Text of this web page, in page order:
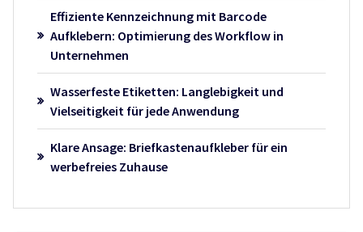
Effiziente Kennzeichnung mit Barcode
Aufklebern: Optimierung des Workflow in
Unternehmen
Wasserfeste Etiketten: Langlebigkeit und
Vielseitigkeit für jede Anwendung
Klare Ansage: Briefkastenaufkleber für ein
werbefreies Zuhause